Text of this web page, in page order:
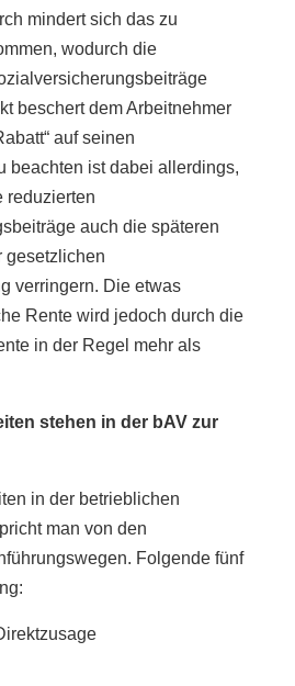
mindert sich das zu
wodurch die
beschert dem Arbeitnehmer
auf seinen
beachten ist dabei allerdings,
reduzierten
auch die späteren
gesetzlichen
verringern. Die etwas
Rente wird jedoch durch die
in der Regel mehr als
stehen in der bAV zur
in der betrieblichen
man von den
Folgende fünf